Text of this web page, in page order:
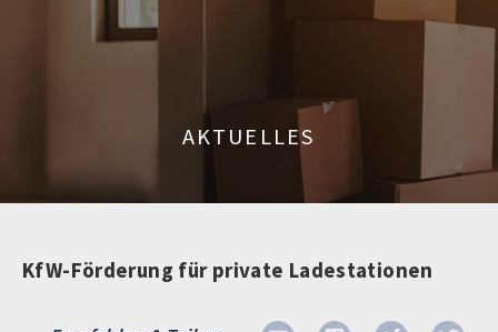
AKTUELLES
KfW-Förderung für private Ladestationen